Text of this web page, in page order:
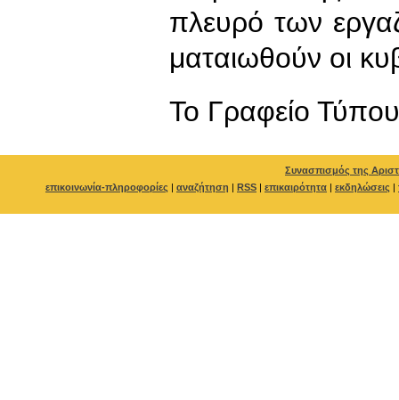
πλευρό των
ματαιωθούν οι
To Γραφείο Τύπου
Συνασπισμός της
επικοινωνία-πληροφορίες | αναζήτηση | RSS | επικαιρότητα | εκδηλώσεις |